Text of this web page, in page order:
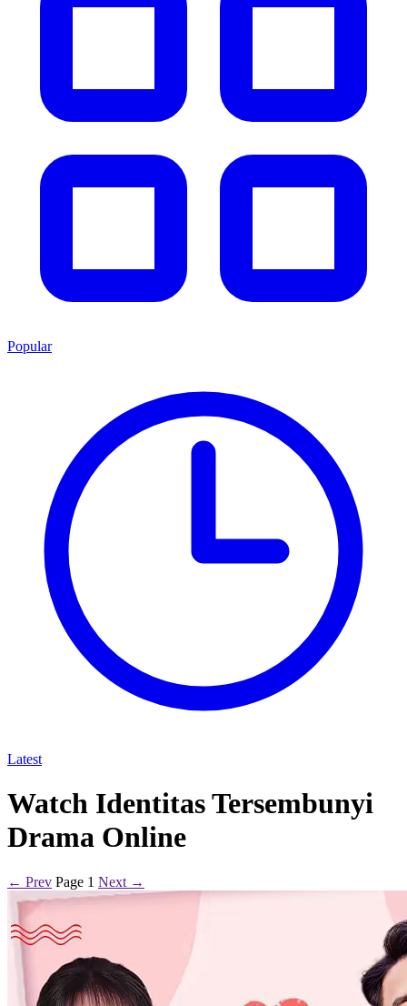
Popular
Latest
Watch Identitas Tersembunyi
Drama Online
← Prev Page 1 Next →